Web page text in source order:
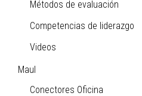
Métodos de evaluación
Competencias de liderazgo
Videos
Maul
Conectores Oficina